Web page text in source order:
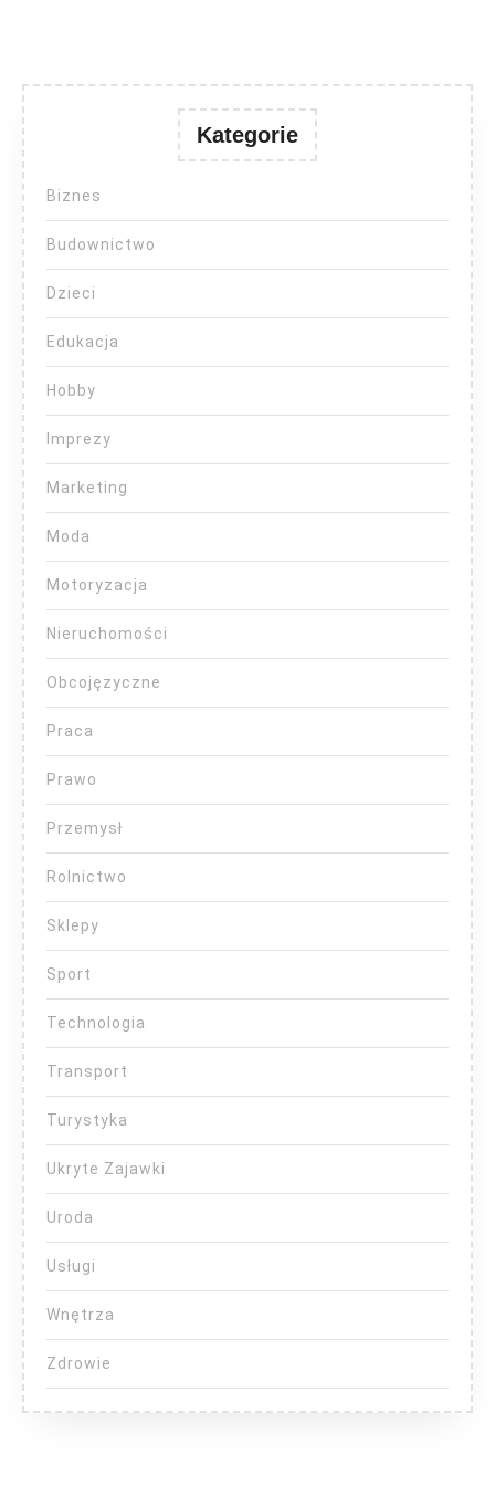
Kategorie
Biznes
Budownictwo
Dzieci
Edukacja
Hobby
Imprezy
Marketing
Moda
Motoryzacja
Nieruchomości
Obcojęzyczne
Praca
Prawo
Przemysł
Rolnictwo
Sklepy
Sport
Technologia
Transport
Turystyka
Ukryte Zajawki
Uroda
Usługi
Wnętrza
Zdrowie